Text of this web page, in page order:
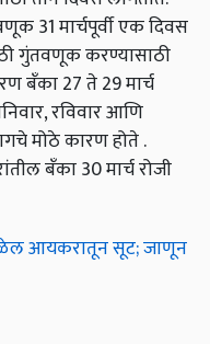
31 मार्चपूर्वी एक दिवस
गुंतवणूक करण्यासाठी
बँका 27 ते 29 मार्च
रविवार आणि
मोठे कारण होते .
बँका 30 मार्च रोजी
आयकरातून सूट; जाणून